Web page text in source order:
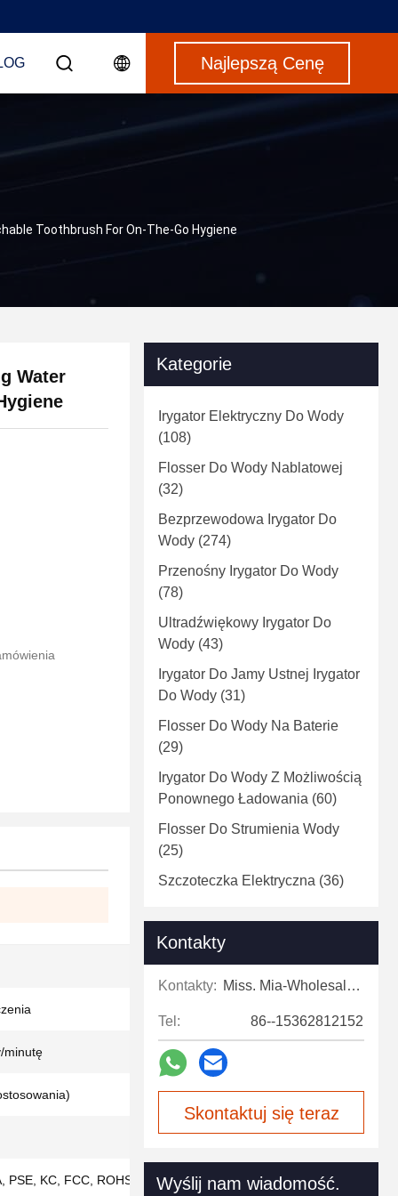
Najlepszą Cenę
Toothbrush For On-The-Go Hygiene
Water
minutę
PSE, KC, FCC, ROHS, ISO9001, IS013485
Kategorie
Irygator Elektryczny Do Wody
(108)
Flosser Do Wody Nablatowej
(32)
Bezprzewodowa Irygator Do
Wody (274)
Przenośny Irygator Do Wody
(78)
Ultradźwiękowy Irygator Do
Wody (43)
Irygator Do Jamy Ustnej Irygator
Do Wody (31)
Flosser Do Wody Na Baterie
(29)
Irygator Do Wody Z Możliwością
Ponownego Ładowania (60)
Flosser Do Strumienia Wody
(25)
Szczoteczka Elektryczna (36)
Kontakty
Kontakty: Miss. Mia-Wholesale Sales Expert
Tel: 86--15362812152
Skontaktuj się teraz
Wyślij nam wiadomość.